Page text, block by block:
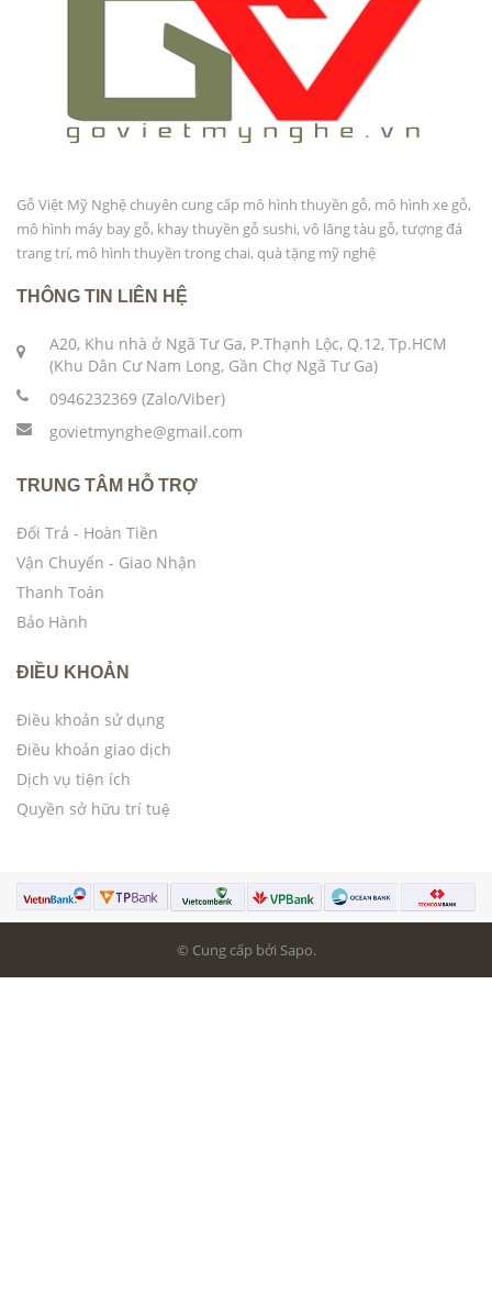
Gỗ Việt Mỹ Nghệ chuyên cung cấp mô hình thuyền gỗ, mô hình xe gỗ,
mô hình máy bay gỗ, khay thuyền gỗ sushi, vô lăng tàu gỗ, tượng đá
trang trí, mô hình thuyền trong chai, quà tặng mỹ nghệ
THÔNG TIN LIÊN HỆ
A20, Khu nhà ở Ngã Tư Ga, P.Thạnh Lộc, Q.12, Tp.HCM
(Khu Dân Cư Nam Long, Gần Chợ Ngã Tư Ga)
0946232369 (Zalo/Viber)
govietmynghe@gmail.com
TRUNG TÂM HỖ TRỢ
Đổi Trả - Hoàn Tiền
Vận Chuyển - Giao Nhận
Thanh Toán
Bảo Hành
ĐIỀU KHOẢN
Điều khoản sử dụng
Điều khoản giao dịch
Dịch vụ tiện ích
Quyền sở hữu trí tuệ
© Cung cấp bởi Sapo.